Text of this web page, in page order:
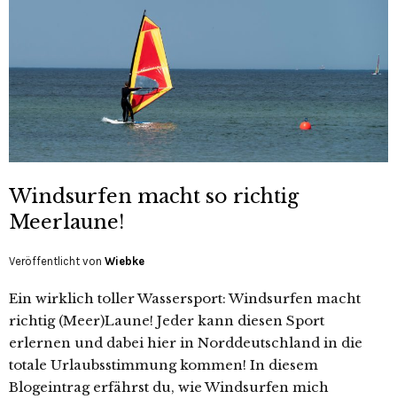
Windsurfen macht so richtig
Meerlaune!
Veröffentlicht von Wiebke
Ein wirklich toller Wassersport: Windsurfen macht
richtig (Meer)Laune! Jeder kann diesen Sport
erlernen und dabei hier in Norddeutschland in die
totale Urlaubsstimmung kommen! In diesem
Blogeintrag erfährst du, wie Windsurfen mich